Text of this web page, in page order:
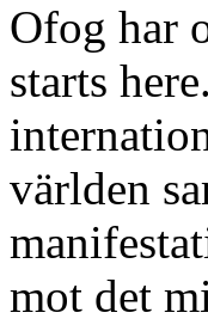
Ofog har
starts
världen
mot det